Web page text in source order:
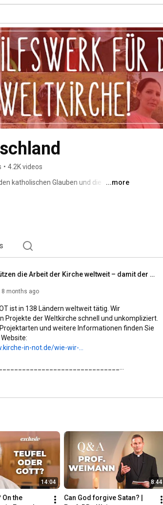
• 4.2K videos
katholischen Glauben und die
...more
Wir unterstützen die Arbeit der Kirche weltweit – damit der Glaube lebt!
8 months ago
ist in 138 Ländern weltweit tätig. Wir
Projekte der Weltkirche schnell und unkompliziert.
und weitere Informationen finden Sie
in-not.de/wie-wir-...
IN NOT erfahren:
facebook.com/KircheInNot.de
internationales katholisches Hilfswerk und eine
Rechts. Unsere Mission: Wir unterstützen
und notleidende Christen überall dort, wo
nicht frei leben können oder die Mittel für
Gebet und Information setzen wir uns für
und geistliche Stärkung ein – weltweit und
14:04
On the
8:44
Can God forgive Satan? |